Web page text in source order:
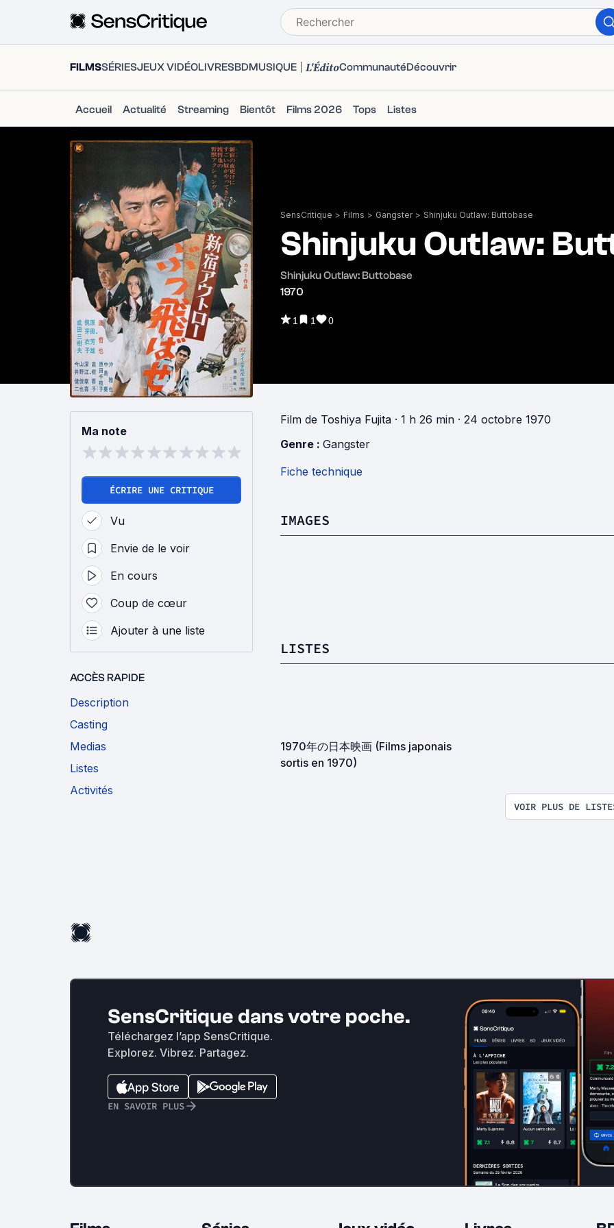
FILMSSÉRIESJEUX VIDÉOLIVRESBDMUSIQUE L'ÉditoCommunautéDécouvrir
Accueil Actualité Streaming Bientôt Films 2026 Tops Listes
SensCritique > Films > Gangster > Shinjuku Outlaw: Buttobase
Shinjuku Outlaw:
Shinjuku Outlaw: Buttobase
1970
1 1 0
Ma note
ÉCRIRE UNE CRITIQUE
Vu
Envie de le voir
En cours
Coup de cœur
Ajouter à une liste
ACCÈS RAPIDE
Description
Casting
Medias
Listes
Activités
Film de Toshiya Fujita · 1 h 26 min · 24 octobre 1970
Genre : Gangster
Fiche technique
IMAGES
LISTES
1970年の日本映画 (Films japonais
sortis en 1970)
VOIR PLUS DE
SensCritique dans votre poche.
Téléchargez l’app SensCritique.
Explorez. Vibrez. Partagez.
EN SAVOIR PLUS